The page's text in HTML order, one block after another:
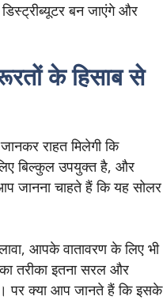
बन जाएंगे और
के हिसाब से
राहत मिलेगी कि
बिल्कुल उपयुक्त है, और
जानना चाहते हैं कि यह सोलर
आपके वातावरण के लिए भी
तरीका इतना सरल और
पर क्या आप जानते हैं कि इसके